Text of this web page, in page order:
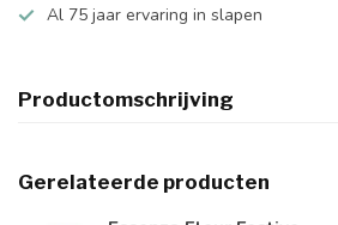
Al 75 jaar ervaring in slapen
Productomschrijving
Gerelateerde producten